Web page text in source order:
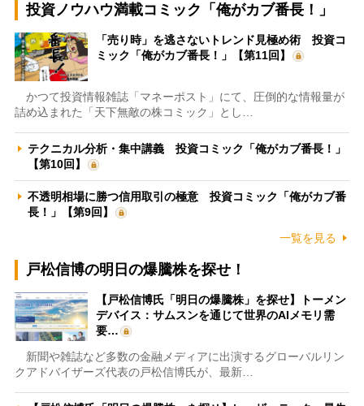
投資ノウハウ満載コミック「俺がカブ番長！」
「売り時」を逃さないトレンド見極め術 投資コ
ミック「俺がカブ番長！」【第11回】
かつて投資情報雑誌「マネーポスト」にて、圧倒的な情報量が
詰め込まれた「天下無敵の株コミック」とし…
テクニカル分析・集中講義 投資コミック「俺がカブ番長！」
【第10回】
不透明相場に勝つ信用取引の極意 投資コミック「俺がカブ番
長！」【第9回】
一覧を見る
戸松信博の明日の爆騰株を探せ！
【戸松信博氏「明日の爆騰株」を探せ】トーメン
デバイス：サムスンを通じて世界のAIメモリ需
要…
新聞や雑誌など多数の金融メディアに出演するグローバルリン
クアドバイザーズ代表の戸松信博氏が、最新…